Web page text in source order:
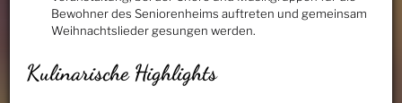
Bewohner des Seniorenheims auftreten und gemeinsam
Weihnachtslieder gesungen werden.
Kulinarische Highlights